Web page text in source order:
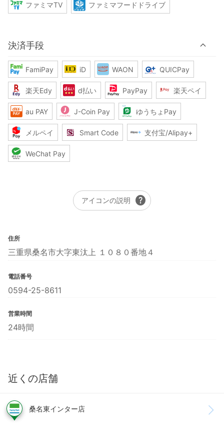
ファミマTV ファミマフードドライブ
決済手段
FamiPay iD WAON QUICPay
楽天Edy d払い PayPay 楽天ペイ
au PAY J-Coin Pay ゆうちょPay
メルペイ Smart Code 支付宝/Alipay+
WeChat Pay
アイコンの説明 help
住所
三重県桑名市大字東汰上 １０８０番地４
電話番号
0594-25-8611
営業時間
24時間
近くの店舗
桑名東インター店